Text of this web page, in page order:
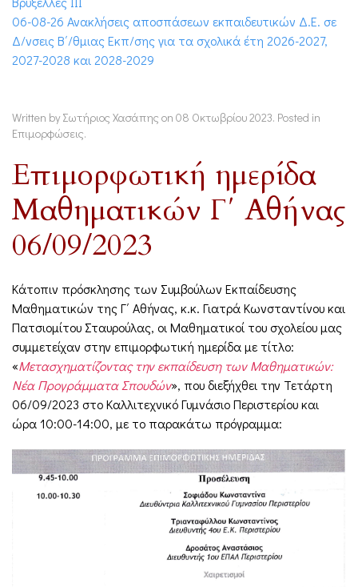
06-08-26 Ανακλήσεις αποσπάσεων εκπαιδευτικών Δ.Ε. σε
Δ/νσεις Β΄/θμιας Εκπ/σης για τα σχολικά έτη 2026-2027,
2027-2028 και 2028-2029
Written by Σωτήριος Χασάπης on 08 Οκτωβρίου 2023. Posted in
Επιμορφώσεις.
Επιμορφωτική ημερίδα
Μαθηματικών Γ΄ Αθήνας
06/09/2023
Κάτοπιν πρόσκλησης των Συμβούλων Εκπαίδευσης
Μαθηματικών της Γ΄ Αθήνας, κ.κ. Γιατρά Κωνσταντίνου και
Πατσιομίτου Σταυρούλας, οι Μαθηματικοί του σχολείου μας
συμμετείχαν στην επιμορφωτική ημερίδα με τίτλο:
«Μετασχηματίζοντας την εκπαίδευση των Μαθηματικών:
Νέα Προγράμματα Σπουδών», που διεξήχθει την Τετάρτη
06/09/2023 στο Καλλιτεχνικό Γυμνάσιο Περιστερίου και
ώρα 10:00-14:00, με το παρακάτω πρόγραμμα: